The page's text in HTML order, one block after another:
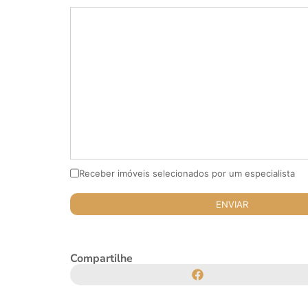
Receber imóveis selecionados por um especialista
Compartilhe